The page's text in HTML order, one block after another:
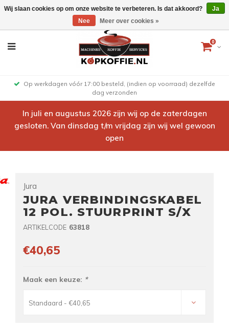
0
Op werkdagen vóór 17:00 besteld, (indien op voorraad) dezelfde
dag verzonden
In juli en augustus 2026 zijn wij op de zaterdagen
gesloten. Van dinsdag t/m vrijdag zijn wij wel gewoon
open
Jura
JURA VERBINDINGSKABEL
12 POL. STUURPRINT S/X
ARTIKELCODE 63818
€40,65
Maak een keuze: *
Standaard - €40,65
Wij slaan cookies op om onze website te verbeteren. Is dat akkoord?
Ja
Nee
Meer over cookies »